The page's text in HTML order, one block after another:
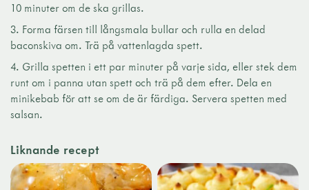
10 minuter om de ska grillas.
3. Forma färsen till långsmala bullar och rulla en delad
baconskiva om. Trä på vattenlagda spett.
4. Grilla spetten i ett par minuter på varje sida, eller stek dem
runt om i panna utan spett och trä på dem efter. Dela en
minikebab för att se om de är färdiga. Servera spetten med
salsan.
Liknande recept